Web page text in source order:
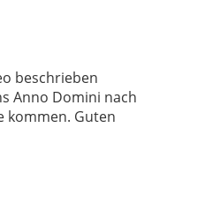
beschrieben
Anno Domini nach
kommen. Guten